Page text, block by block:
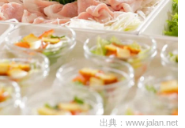
出典：www.jalan.net